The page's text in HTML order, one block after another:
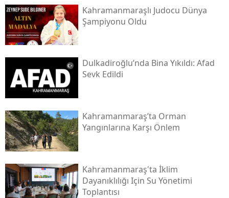
Kahramanmaraşlı Judocu Dünya
Şampiyonu Oldu
Dulkadiroğlu’nda Bina Yıkıldı: Afad
Sevk Edildi
Kahramanmaraş’ta Orman
Yangınlarına Karşı Önlem
Kahramanmaraş'ta İklim
Dayanıklılığı Için Su Yönetimi
Toplantısı